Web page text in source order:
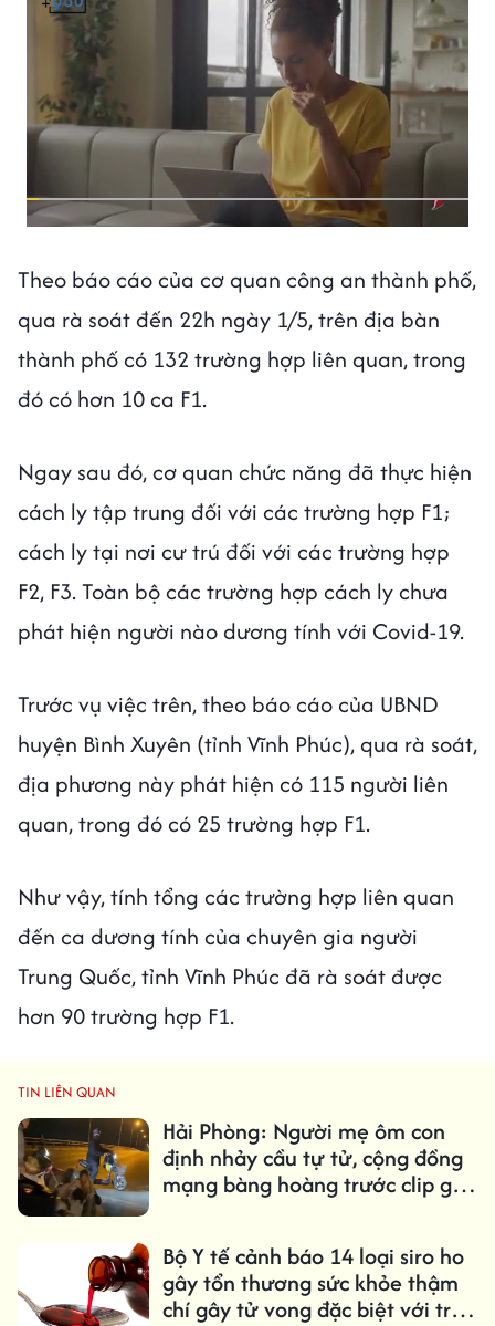
Theo báo cáo của cơ quan công an thành phố,
qua rà soát đến 22h ngày 1/5, trên địa bàn
thành phố có 132 trường hợp liên quan, trong
đó có hơn 10 ca F1.
Ngay sau đó, cơ quan chức năng đã thực hiện
cách ly tập trung đối với các trường hợp F1;
cách ly tại nơi cư trú đối với các trường hợp
F2, F3. Toàn bộ các trường hợp cách ly chưa
phát hiện người nào dương tính với Covid-19.
Trước vụ việc trên, theo báo cáo của UBND
huyện Bình Xuyên (tỉnh Vĩnh Phúc), qua rà soát,
địa phương này phát hiện có 115 người liên
quan, trong đó có 25 trường hợp F1.
Như vậy, tính tổng các trường hợp liên quan
đến ca dương tính của chuyên gia người
Trung Quốc, tỉnh Vĩnh Phúc đã rà soát được
hơn 90 trường hợp F1.
TIN LIÊN QUAN
Hải Phòng: Người mẹ ôm con
định nhảy cầu tự tử, cộng đồng
mạng bàng hoàng trước clip gây
Bộ Y tế cảnh báo 14 loại siro ho
gây tổn thương sức khỏe thậm
chí gây tử vong đặc biệt với trẻ